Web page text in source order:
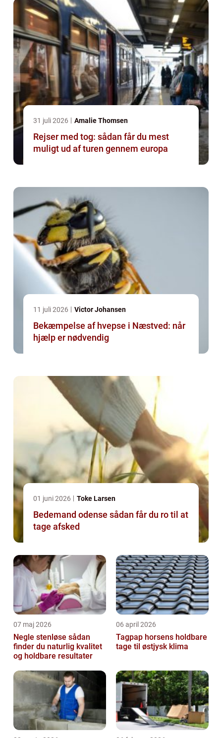
31 juli 2026 Amalie Thomsen
Rejser med tog: sådan får du mest
muligt ud af turen gennem europa
11 juli 2026 Victor Johansen
Bekæmpelse af hvepse i Næstved: når
hjælp er nødvendig
01 juni 2026 Toke Larsen
Bedemand odense sådan får du ro til at
tage afsked
07 maj 2026
Negle stenløse sådan
finder du naturlig kvalitet
og holdbare resultater
06 april 2026
Tagpap horsens holdbare
tage til østjysk klima